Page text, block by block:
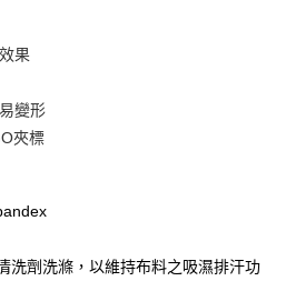
後才付款」的支付方式。 讓您購物簡單
卡、不需儲值。
果
變形
夾標
洗劑洗滌，以維持布料之吸濕排汗功